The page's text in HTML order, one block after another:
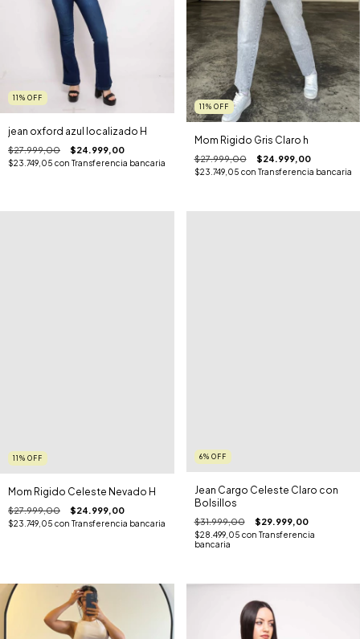
11 % OFF
jean oxford azul localizado H
$27.999,00 $24.999,00
$23.749,05 con Transferencia bancaria
11 % OFF
Mom Rigido Gris Claro h
$27.999,00 $24.999,00
$23.749,05 con Transferencia bancaria
11 % OFF
Mom Rigido Celeste Nevado H
$27.999,00 $24.999,00
$23.749,05 con Transferencia bancaria
6% OFF
Jean Cargo Celeste Claro con
Bolsillos
$31.999,00 $29.999,00
$28.499,05 con Transferencia
bancaria